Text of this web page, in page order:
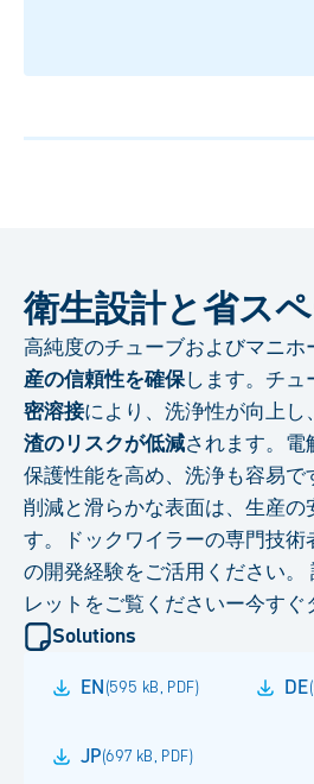
衛生設計と省ス
高純度のチューブおよびマニホ
産の信頼性を確保します。チュ
密溶接により、洗浄性が向上し
渣のリスクが低減されます。電
保護性能を高め、洗浄も容易
削減と滑らかな表面は、生産の
す。ドックワイラーの専門技
の開発経験をご活用ください。
レットをご覧くださいー今すぐ
Solutions
EN(595 kB, PDF) DE(
JP(697 kB, PDF)